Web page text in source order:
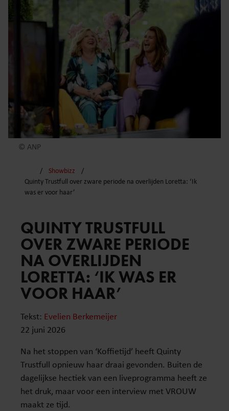
© ANP
Showbizz
Quinty Trustfull over zware periode na overlijden Loretta: ‘Ik
was er voor haar’
QUINTY TRUSTFULL
OVER ZWARE PERIODE
NA OVERLIJDEN
LORETTA: ‘IK WAS ER
VOOR HAAR’
Tekst: Evelien Berkemeijer
22 juni 2026
Na het stoppen van ‘Koffietijd’ heeft Quinty
Trustfull opnieuw haar draai gevonden. Buiten de
dagelijkse hectiek van een liveprogramma heeft ze
het druk, maar voor een interview met VROUW
maakt ze tijd.